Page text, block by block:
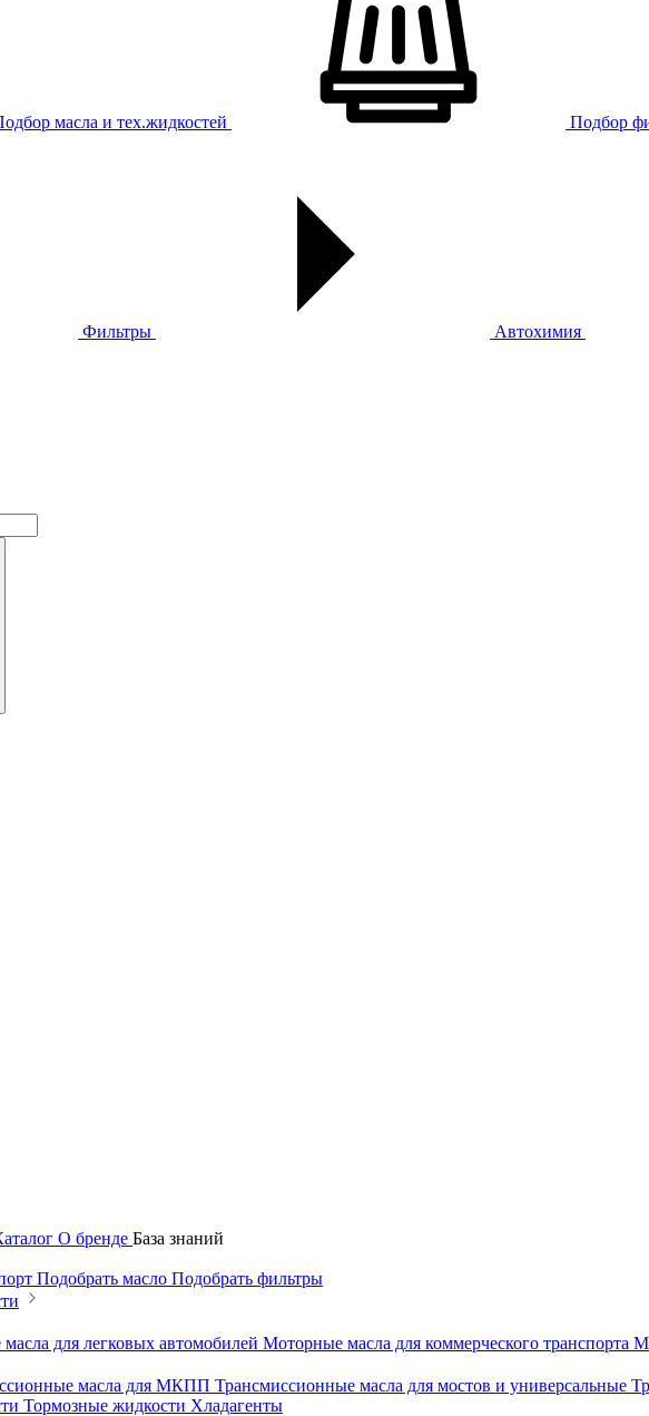
масла и тех.жидкостей Подбор
Фильтры Автохимия
О бренде База знаний
Подобрать масло Подобрать фильтры
для легковых автомобилей Моторные масла для коммерческого транспорта
масла для МКПП Трансмиссионные масла для мостов и универсальные
Тормозные жидкости Хладагенты